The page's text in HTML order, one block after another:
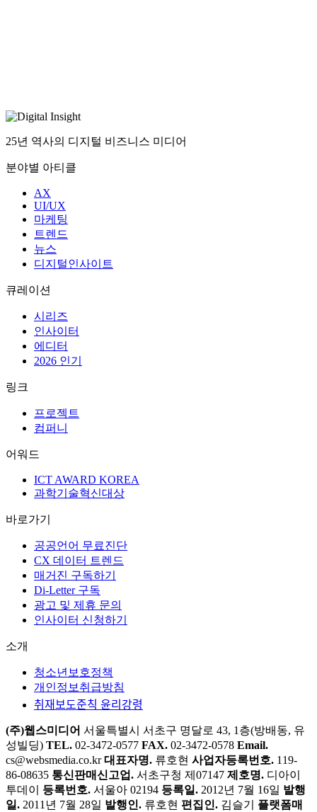
25년 역사의 디지털 비즈니스 미디어
분야별 아티클
AX
UI/UX
마케팅
트렌드
뉴스
디지털인사이트
큐레이션
시리즈
인사이터
에디터
2026 인기
링크
프로젝트
컴퍼니
어워드
ICT AWARD KOREA
과학기술혁신대상
바로가기
공공언어 무료진단
CX 데이터 트렌드
매거진 구독하기
Di-Letter 구독
광고 및 제휴 문의
인사이터 신청하기
소개
청소년보호정책
개인정보취급방침
취재보도준칙 윤리강령
(주)웹스미디어 서울특별시 서초구 명달로 43, 1층(방배동, 유
성빌딩) TEL. 02-3472-0577 FAX. 02-3472-0578 Email.
cs@websmedia.co.kr 대표자명. 류호현 사업자등록번호. 119-
86-08635 통신판매신고업. 서초구청 제07147 제호명. 디아이
투데이
등록번호. 서울아 02194 등록일. 2012년 7월 16일 발행
일. 2011년 7월 28일 발행인. 류호현 편집인. 김슬기
플랫폼매